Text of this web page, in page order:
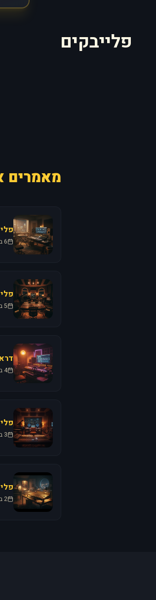
פלייבקים
מאמרים
6 באוג׳ 2026
5 באוג׳ 2026
4 באוג׳ 2026
3 באוג׳ 2026
2 באוג׳ 2026